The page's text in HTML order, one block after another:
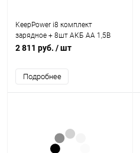
KeepPower i8 комплект
зарядное + 8шт АКБ AA 1,5В
2400мАч
2 811 руб. / шт
Подробнее